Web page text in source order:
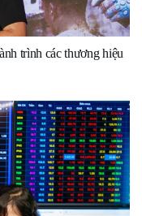
trình các thương hiệu